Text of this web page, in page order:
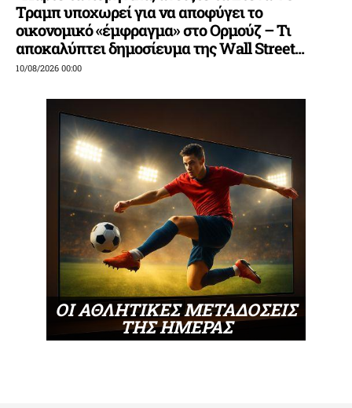
Τραμπ υποχωρεί για να αποφύγει το
οικονομικό «έμφραγμα» στο Ορμούζ – Τι
αποκαλύπτει δημοσίευμα της Wall Street...
10/08/2026 00:00
ΟΙ ΑΘΛΗΤΙΚΕΣ ΜΕΤΑΔΟΣΕΙΣ
ΤΗΣ ΗΜΕΡΑΣ